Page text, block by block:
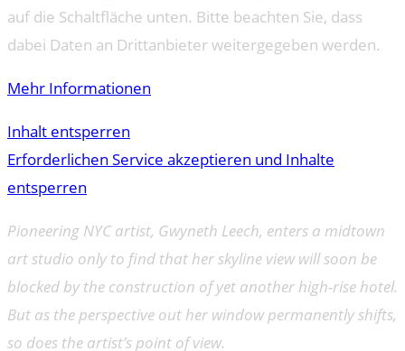
auf die Schaltfläche unten. Bitte beachten Sie, dass
dabei Daten an Drittanbieter weitergegeben werden.
Mehr Informationen
Inhalt entsperren
Erforderlichen Service akzeptieren und Inhalte
entsperren
Pioneering NYC artist, Gwyneth Leech, enters a midtown
art studio only to find that her skyline view will soon be
blocked by the construction of yet another high-rise hotel.
But as the perspective out her window permanently shifts,
so does the artist’s point of view.